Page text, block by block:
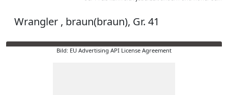
Wrangler , braun(braun), Gr. 41
Bild: EU Advertising API License Agreement